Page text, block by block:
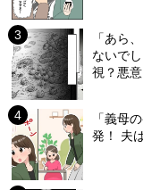
「あら
ないで
視？悪
「義母
発！ 夫